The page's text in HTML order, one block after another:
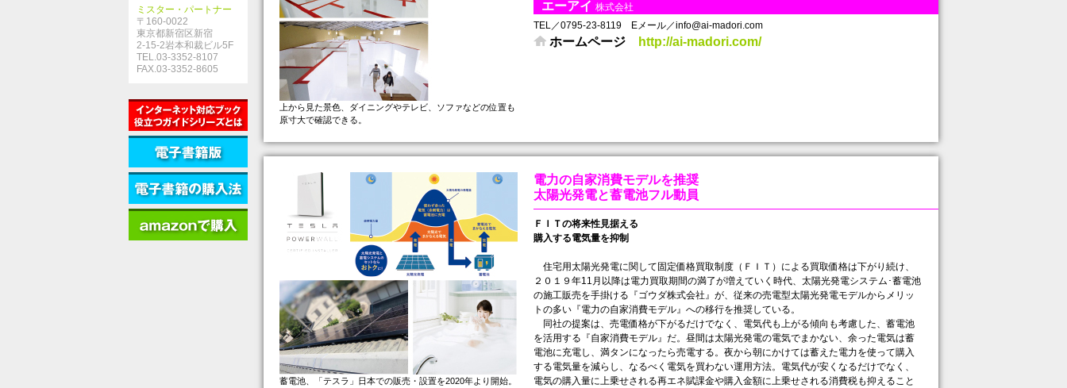
ミスター・パートナー
〒160-0022
東京都新宿区新宿
2-15-2岩本和裁ビル5F
TEL.03-3352-8107
FAX.03-3352-8605
上から見た景色、ダイニングやテレビ、ソファなどの位置も
原寸大で確認できる。
エーアイ 株式会社
TEL／0795-23-8119 Eメール／info@ai-madori.com
ホームページ http://ai-madori.com/
蓄電池、「テスラ」日本での販売・設置を2020年より開始。
電力の自家消費モデルを推奨
太陽光発電と蓄電池フル動員
ＦＩＴの将来性見据える
購入する電気量を抑制
住宅用太陽光発電に関して固定価格買取制度（ＦＩＴ）による買取価格は下がり続け、
２０１９年11月以降は電力買取期間の満了が増えていく時代、太陽光発電システム･蓄電池
の施工販売を手掛ける『ゴウダ株式会社』が、従来の売電型太陽光発電モデルからメリッ
トの多い『電力の自家消費モデル』への移行を推奨している。
同社の提案は、売電価格が下がるだけでなく、電気代も上がる傾向も考慮した、蓄電池
を活用する『自家消費モデル』だ。昼間は太陽光発電の電気でまかない、余った電気は蓄
電池に充電し、満タンになったら売電する。夜から朝にかけては蓄えた電力を使って購入
する電気量を減らし、なるべく電気を買わない運用方法。電気代が安くなるだけでなく、
電気の購入量に上乗せされる再エネ賦課金や購入金額に上乗せされる消費税も抑えること